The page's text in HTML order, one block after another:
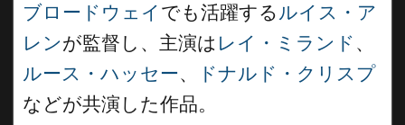
ブロードウェイ でも活躍する ルイス・ア
レンが監督し、主演は レイ・ミランド 、
ルース・ハッセー、
ドナルド・クリスプ
などが共演した作品。